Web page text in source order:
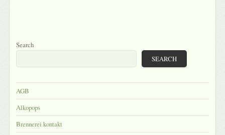
Search
SEARCH
AGB
Alkopops
Brennerei kontakt